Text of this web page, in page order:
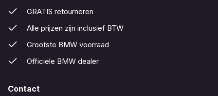
GRATIS retourneren
Alle prijzen zijn inclusief BTW
Grootste BMW voorraad
Officiële BMW dealer
Contact